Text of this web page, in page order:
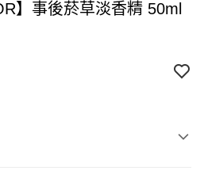
】事後菸草淡香精 50ml